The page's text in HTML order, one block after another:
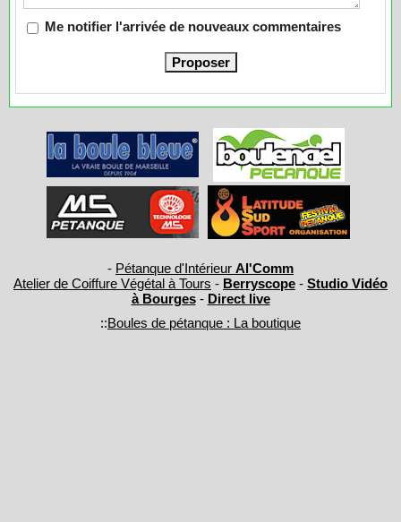
Me notifier l'arrivée de nouveaux commentaires
- Pétanque d'Intérieur Al'Comm
Atelier de Coiffure Végétal à Tours - Berryscope - Studio Vidéo
à Bourges- Direct live
::Boules de pétanque : La boutique